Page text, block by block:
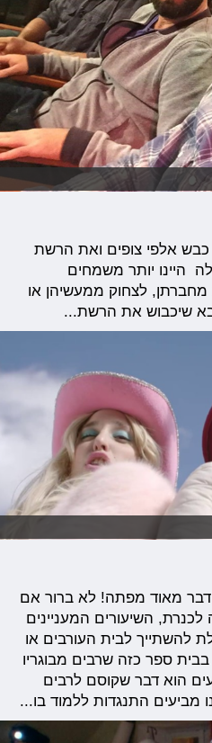
כבש אלפי צופים ואת הרשת
היינו יותר משמחים
מחברתן, לצחוק ממעשיהן או
שיכבוש את הרשת...
מאוד מפתה! לא ברור אם
השיעורים המעניינים
להשתייך לבית העורבים או
ספר כזה שרבים מבוגריו
הוא דבר שקוסם לרבים
מביעים התנגדות ללמוד בו...